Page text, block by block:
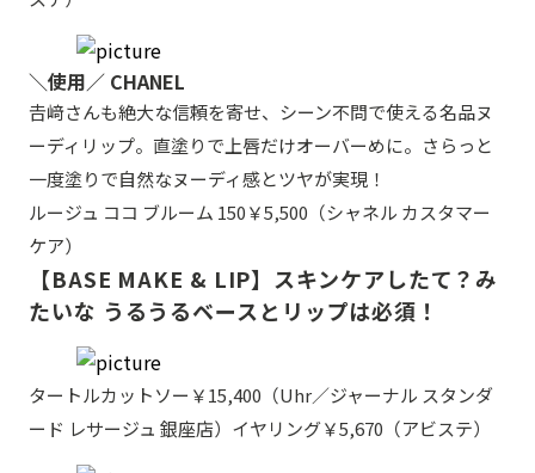
＼使用／ CHANEL
𠮷﨑さんも絶大な信頼を寄せ、シーン不問で使える名品ヌ
ーディリップ。直塗りで上唇だけオーバーめに。さらっと
一度塗りで自然なヌーディ感とツヤが実現！
ルージュ ココ ブルーム 150￥5,500（シャネル カスタマー
ケア）
【BASE MAKE & LIP】スキンケアしたて？み
たいな うるうるベースとリップは必須！
タートルカットソー￥15,400（Uhr／ジャーナル スタンダ
ード レサージュ 銀座店）イヤリング￥5,670（アビステ）